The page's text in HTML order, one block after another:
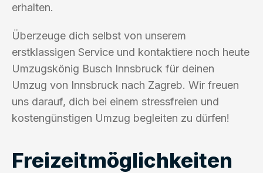
erhalten.
Überzeuge dich selbst von unserem
erstklassigen Service und kontaktiere noch heute
Umzugskönig Busch Innsbruck für deinen
Umzug von Innsbruck nach Zagreb. Wir freuen
uns darauf, dich bei einem stressfreien und
kostengünstigen Umzug begleiten zu dürfen!
Freizeitmöglichkeiten